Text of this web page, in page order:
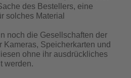
des Bestellers, eine
solches Material
noch die Gesellschaften der
Kameras, Speicherkarten und
ohne ihr ausdrückliches
werden.